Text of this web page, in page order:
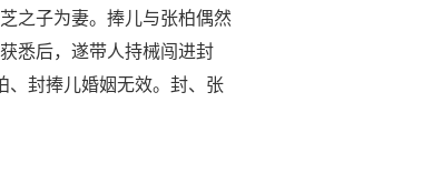
之子为妻。捧儿与张柏偶然
悉后，遂带人持械闯进封
、封捧儿婚姻无效。封、张